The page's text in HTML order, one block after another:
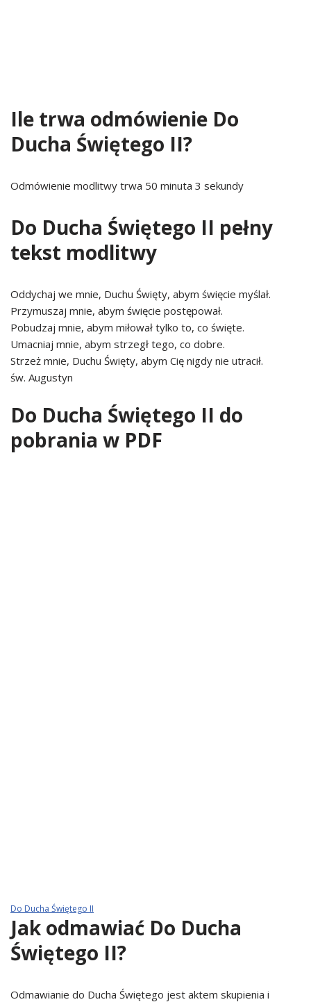
Ile trwa odmówienie Do
Ducha Świętego II?
Odmówienie modlitwy trwa 50 minuta 3 sekundy
Do Ducha Świętego II pełny
tekst modlitwy
Oddychaj we mnie, Duchu Święty, abym święcie myślał.
Przymuszaj mnie, abym święcie postępował.
Pobudzaj mnie, abym miłował tylko to, co święte.
Umacniaj mnie, abym strzegł tego, co dobre.
Strzeż mnie, Duchu Święty, abym Cię nigdy nie utracił.
św. Augustyn
Do Ducha Świętego II do
pobrania w PDF
Do Ducha Świętego II
Jak odmawiać Do Ducha
Świętego II?
Odmawianie do Ducha Świętego jest aktem skupienia i